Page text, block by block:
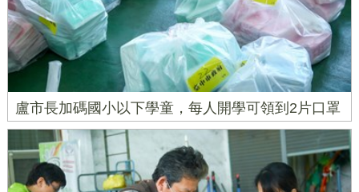
盧市長加碼國小以下學童，每人開學可領到2片口罩